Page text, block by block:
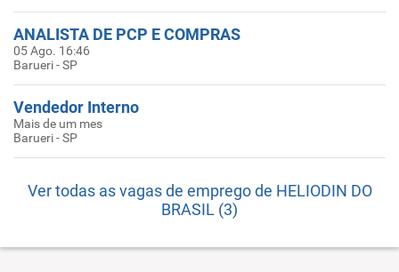
ANALISTA DE PCP E COMPRAS
05 Ago. 16:46
Barueri - SP
Vendedor Interno
Mais de um mes
Barueri - SP
Ver todas as vagas de emprego de HELIODIN DO
BRASIL (3)